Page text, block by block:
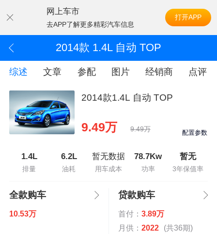
网上车市
去APP了解更多精彩汽车信息
打开APP
2014款 1.4L 自动 TOP
综述 文章 参配 图片 经销商 点评
2014款1.4L 自动 TOP
9.49万 9.49万 配置参数
1.4L
排量
6.2L
油耗
暂无数据
用车成本
78.7Kw
功率
暂无
3年保值率
全款购车
10.53万
贷款购车
首付： 3.89万
月供： 2022 (共36期)